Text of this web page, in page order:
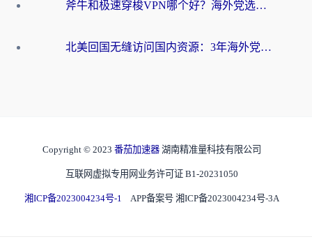
斧牛和极速穿梭VPN哪个好？海外党选回国加速器必看的真实对比与避坑指南
北美回国无缝访问国内资源：3年海外党亲测的加速器选择指南
Copyright © 2023 番茄加速器 湖南精准量科技有限公司
互联网虚拟专用网业务许可证 B1-20231050
湘ICP备2023004234号-1 APP备案号 湘ICP备2023004234号-3A